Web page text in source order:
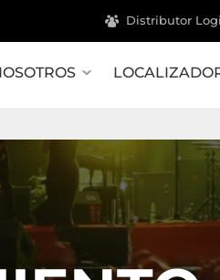
Distributor